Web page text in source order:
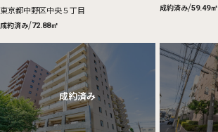
東京都中野区中央５丁目
成約済み/72.88㎡
成約済み/59.49㎡